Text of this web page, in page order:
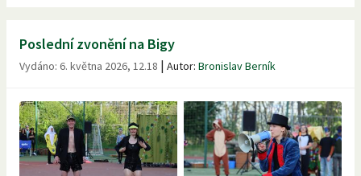
Poslední zvonění na Bigy
Vydáno: 6. května 2026, 12.18 | Autor: Bronislav Berník